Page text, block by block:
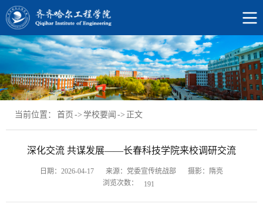
当前位置： 首页 -> 学校要闻 -> 正文
深化交流 共谋发展——长春科技学院来校调研交流
日期：2026-04-17 来源：党委宣传统战部
摄影：隋亮
浏览次数：
191